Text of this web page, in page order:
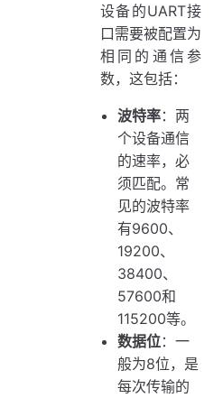
设备的UART接
口需要被配置为
相同的通信参
数，这包括：
波特率：两
个设备通信
的速率，必
须匹配。常
见的波特率
有9600、
19200、
38400、
57600和
115200等。
数据位：一
般为8位，是
每次传输的